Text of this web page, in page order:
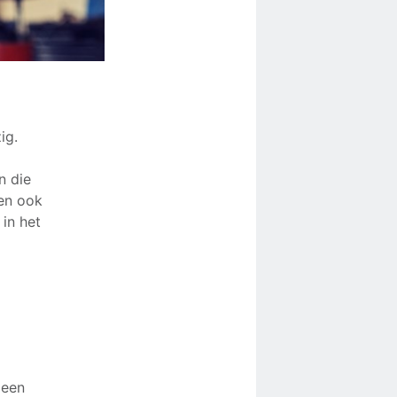
die
ook
het